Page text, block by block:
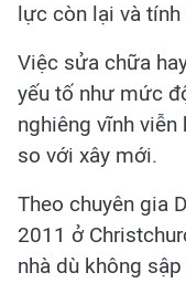
lực còn lại và
Việc sửa chữa
yếu tố như mức
nghiêng vĩnh
so với xây mới.
Theo chuyên gia
2011 ở
nhà dù không